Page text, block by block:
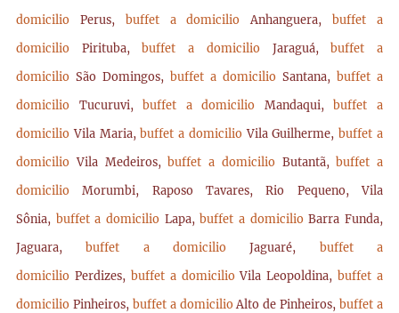
domicilio Perus, buffet a domicilioAnhanguera,buffet a
domicilio Pirituba,buffet a domicilio Jaraguá,buffet a
domicilio São Domingos, buffet a domicilio Santana, buffet a
domicilio Tucuruvi,buffet a domicilio Mandaqui,buffet a
domicilioVila Maria,buffet a domicilioVila Guilherme,buffet a
domicilioVila Medeiros,buffet a domicilio Butantã,buffet a
domicilioMorumbi, Raposo Tavares, Rio Pequeno, Vila
Sônia, buffet a domicilio Lapa,buffet a domicilioBarra Funda,
Jaguara,buffet a domicilioJaguaré, buffet a
domicilio Perdizes, buffet a domicilioVila Leopoldina,buffet a
domicilio Pinheiros, buffet a domicilioAlto de Pinheiros,buffet a